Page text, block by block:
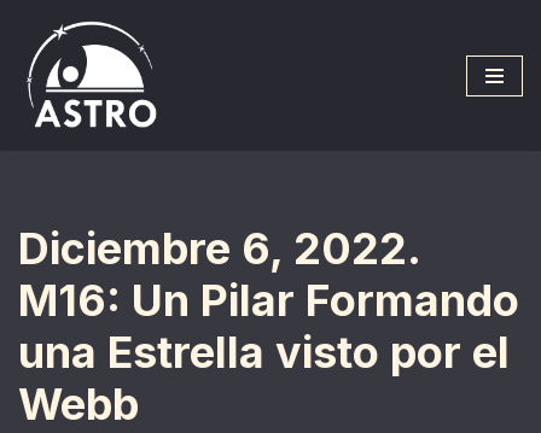
Saltar
al
contenido
Diciembre 6, 2022.
M16: Un Pilar Formando
una Estrella visto por el
Webb